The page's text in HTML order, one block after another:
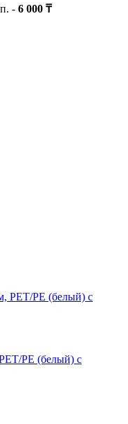
- 6 000 ₸
PE (белый) с